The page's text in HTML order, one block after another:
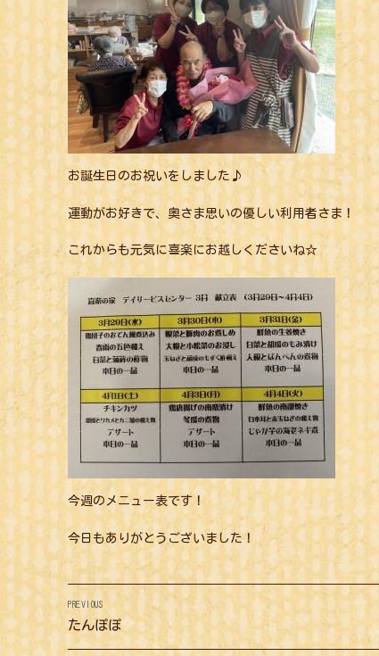
お誕生日のお祝いをしました♪
運動がお好きで、奥さま思いの優しい利用者さま！
これからも元気に喜楽にお越しくださいね☆
今週のメニュー表です！
今日もありがとうございました！
投
稿
PREVIOUS
Previous
post:
たんぽぽ